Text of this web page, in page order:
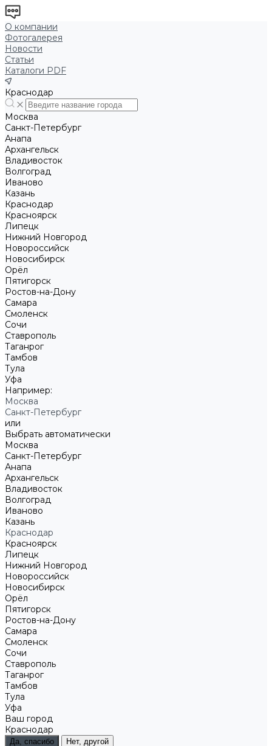
О компании
Фотогалерея
Новости
Статьи
Каталоги PDF
Краснодар
Москва
Санкт-Петербург
Анапа
Архангельск
Владивосток
Волгоград
Иваново
Казань
Краснодар
Красноярск
Липецк
Нижний Новгород
Новороссийск
Новосибирск
Орёл
Пятигорск
Ростов-на-Дону
Самара
Смоленск
Сочи
Ставрополь
Таганрог
Тамбов
Тула
Уфа
Например:
Москва
Санкт-Петербург
или
Выбрать автоматически
Москва
Санкт-Петербург
Анапа
Архангельск
Владивосток
Волгоград
Иваново
Казань
Краснодар
Красноярск
Липецк
Нижний Новгород
Новороссийск
Новосибирск
Орёл
Пятигорск
Ростов-на-Дону
Самара
Смоленск
Сочи
Ставрополь
Таганрог
Тамбов
Тула
Уфа
Ваш город
Краснодар
Да, спасибо Нет, другой